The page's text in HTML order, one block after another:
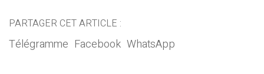
PARTAGER CET ARTICLE :
Télégramme Facebook WhatsApp